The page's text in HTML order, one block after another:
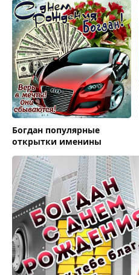
Богдан популярные
открытки именины